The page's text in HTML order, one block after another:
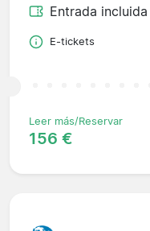
Entrada incluida
E-tickets
Leer más/Reservar
156 €